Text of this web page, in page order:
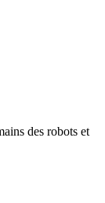
des robots et